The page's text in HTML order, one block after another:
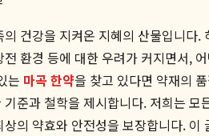
건강을 지켜온 지혜의 산물입니
환경 등에 대한 우려가 커지면서,
는 마곡 한약을 찾고 있다면 약재의
준과 철학을 제시합니다. 저희는
의 약효와 안전성을 보장합니다. 이